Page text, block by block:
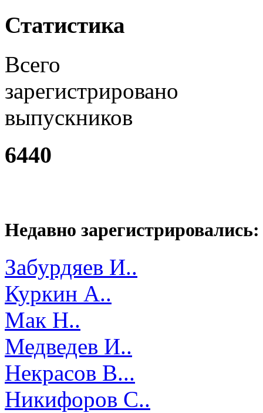
Статистика
Всего
зарегистрировано
выпускников
6440
Недавно зарегистрировались:
Забурдяев И..
Куркин А..
Мак Н..
Медведев И..
Некрасов В...
Никифоров С..